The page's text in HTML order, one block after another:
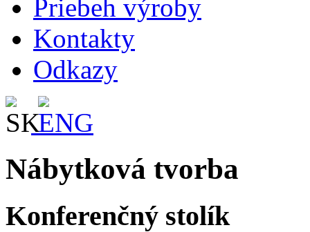
Priebeh výroby
Kontakty
Odkazy
Nábytková tvorba
Konferenčný stolík